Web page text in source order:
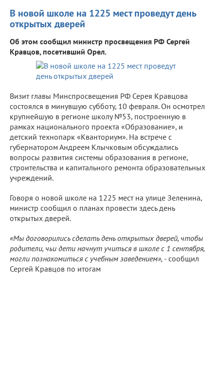
В новой школе на 1225 мест проведут день
открытых дверей
Об этом сообщил министр просвещения РФ Сергей
Кравцов, посетивший Орел.
Визит главы Минспросвещения РФ Серея Кравцова
состоялся в минувшую субботу, 10 февраля. Он осмотрел
крупнейшую в регионе школу №53, построенную в
рамках национального проекта «Образование», и
детский технопарк «Кванториум». На встрече с
губернатором Андреем Клычковым обсуждались
вопросы развития системы образования в регионе,
строительства и капитального ремонта образовательных
учреждений.
Говоря о новой школе на 1225 мест на улице Зеленина,
министр сообщил о планах провести здесь день
открытых дверей.
«Мы договорились сделать день открытых дверей, чтобы
родители, чьи дети начнут учиться в школе с 1 сентября,
могли познакомиться с учебным заведением», - сообщил
Сергей Кравцов по итогам